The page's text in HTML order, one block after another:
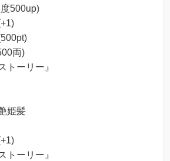
500up)
両)
ーリー』
姫髪
ーリー』